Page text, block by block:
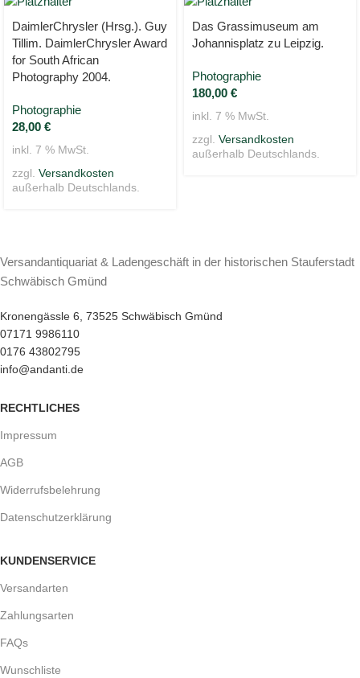
DaimlerChrysler (Hrsg.). Guy
Tillim. DaimlerChrysler Award
for South African
Photography 2004.
Photographie
28,00 €
inkl. 7 % MwSt.
zzgl. Versandkosten
außerhalb Deutschlands.
Das Grassimuseum am
Johannisplatz zu Leipzig.
Photographie
180,00 €
inkl. 7 % MwSt.
zzgl. Versandkosten
außerhalb Deutschlands.
Versandantiquariat & Ladengeschäft in der historischen Stauferstadt
Schwäbisch Gmünd
Kronengässle 6, 73525 Schwäbisch Gmünd
07171 9986110
0176 43802795
info@andanti.de
RECHTLICHES
Impressum
AGB
Widerrufsbelehrung
Datenschutzerklärung
KUNDENSERVICE
Versandarten
Zahlungsarten
FAQs
Wunschliste